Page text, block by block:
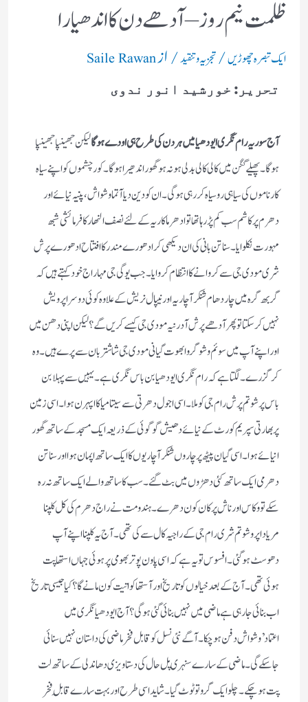
ظلمت نیم روز – آدھے دن کا اندھیارا
ایک تبصرہ چھوڑیں/تجزیہ و تنقید/ ازSaile Rawan
تحریر: خورشید انور ندوی
آج سوریہ رام نگری ایودھیا میں ہردن کی طرح ہی اودے ہوگالیکن جھینپا جھینپا
ہوگا۔ پھیلے گگن میں کالی کالی بدلی ہو نہ ہو گھور اندھیرا ہوگا ۔ کور چشموں کو اپنے سیاہ
کارناموں کی سیاہی روسیاہ کررہی ہوگی۔ ان کو دین دیا آتماوشواش، پنیہ نیائے اور
دھرم پرکاشم سب کم پڑ رہا تھا تو ادھرما کاریہ کے لئےنصف النھار کا فرمائشی شبھ
مہورت نکلوایا۔ سناتن بانی کی ان دیکھی کر ادھورے مندر کا افتتاح ادھورے پرش
شری مودی جی سے کروانے کا انتظام کروایا۔ جب یوگی جی مہاراج خود کہتے ہیں کہ
گربھ گرہ میں چاردھام شنکر آچاریہ اور نیپال نریش کے علاوہ کوئی دوسرا پرویش
نہیں کرسکتا تو پھر آدھے پرش آدرنیہ مودی جی کیسے کریں گے؟ لیکن اپنی دھن میں
اور اپنے آپ میں سوئم وشو گرو ابھوت گیانی مودی جی شاشتر بان سے پرے ہیں۔ وہ
کرگزرے۔ لگتا ہے کہ رام نگری ایودھیا بن باس نگری ہے ۔ یہیں سے پہلا بن
باس پرشوتم پرش رام جی کو ملا۔ اسی اجول دھرتی سے سیتا میا کا اپہرن ہوا۔ اسی زمین
پر بھارتی سپریم کورٹ کے نیائے دھیش گوگوئی کے ذریعہ ایک مسجد کے ساتھ گھور
انیائے ہوا۔ اسی گیان پیٹھ پر چاروں شنکر آچاریوں کا ایک ساتھ اپمان ہوا اور سناتن
دھرمی ایک ساتھ کئی دھڑوں میں بٹ گئے۔ سب کا ساتھ والے ایک ساتھ نہ رہ
سکے تو وکاس اور ناش پر کان کون دھرے۔ ہندومت نے راج دھرم کی کل کلپنا
مریادا پروشوتم شری رام جی کے راجیہ کال سے کی تھی۔ آج یہ کلپنا اپنے آپ
دھوسٹ ہوگئی۔ افسوس تو یہ ہےکہ اسی پاون پوتر بھومی پر ہوئی جہاں استھاپت
ہوئی تھی۔ آج کے بعد خیالوں کو تاریخ اور آستھا کو اتیت کون مانے گا؟ کیا جیسی تاریخ
اب بنائی جارہی ہے ماضی میں نہیں بنائی گئی ہوگی ؟آج ایودھیا نگری میں
اعتماد’وشواش دفن ہوچکا۔ آگے نئی نسل کو قابل فخر ماضی کی داستان نہیں سنائی
جاسکے گی۔ ماضی کے سارے سنہری پل حال کی دستاویزی دھاندلی کے ساتھ لت
پت ہوچکے۔ چلو ایک گرو تو ٹوٹ گیا۔ شاید اسی طرح اور بہت سارے قابلِ فخر